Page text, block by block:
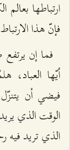
ارتباطها
فإنّ هذا
فما إن
أيّها العباد،
فيضي أن
الوقت الذي
الذي تريد فيه